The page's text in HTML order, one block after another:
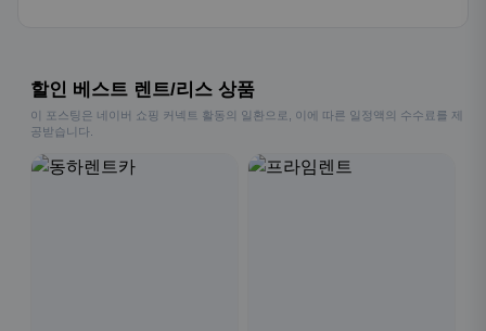
할인 베스트 렌트/리스 상품
이 포스팅은 네이버 쇼핑 커넥트 활동의 일환으로, 이에 따른 일정액의 수수료를 제
공받습니다.